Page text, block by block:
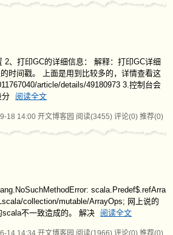
2、打印GC的详细信息： 解释：打印GC详细
时间戳。 上面是用到比较多的，详情查看这
article/details/49180973 3.控制台会
分
阅读全文
18 14:00 开文博客园 阅读(3455) 评论(0) 推荐(0)
scala.Predef$.refArra
collection/mutable/ArrayOps; 网上说的
不一致造成的。 解决
阅读全文
14 14:34 开文博客园 阅读(1966) 评论(0) 推荐(0)